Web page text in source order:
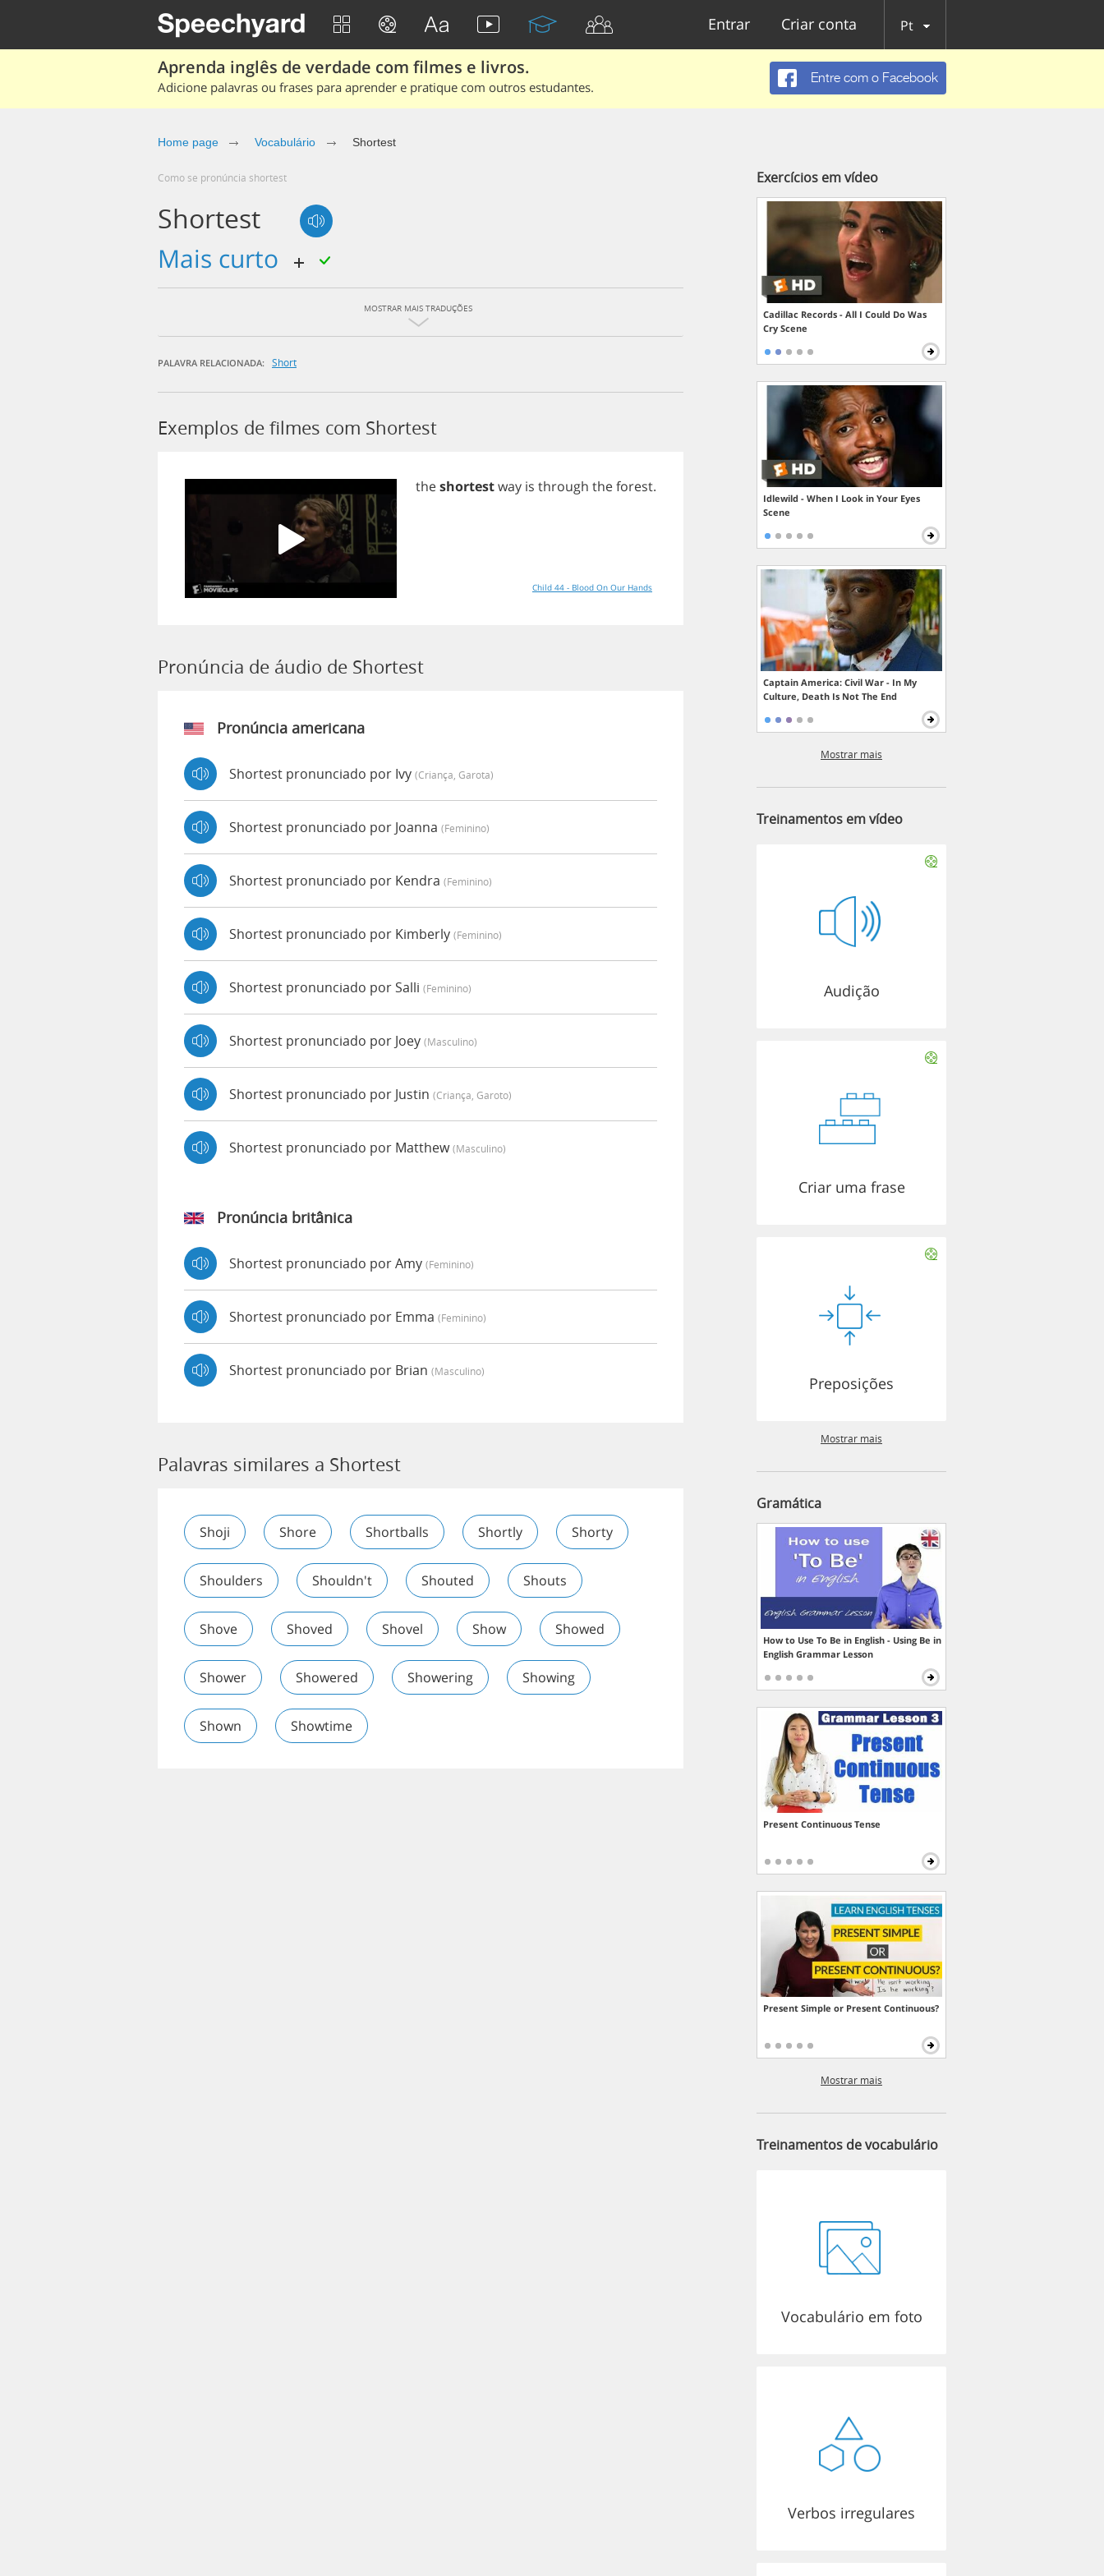
Entrar Criar conta Pt
Aprenda inglês de verdade com filmes e livros.
Adicione palavras ou frases para aprender e pratique com outros estudantes.
Entre com o Facebook
Home page Vocabulário Shortest
Como se pronúncia shortest
Shortest
mais curto
MOSTRAR MAIS TRADUÇÕES
PALAVRA RELACIONADA: Short
Exemplos de filmes com Shortest
theshortestway is through theforest.
Child 44 - Blood On Our Hands
Pronúncia de áudio de Shortest
Pronúncia americana
Shortest pronunciado por Ivy (criança, Garota)
Shortest pronunciado por Joanna (feminino)
Shortest pronunciado por Kendra (feminino)
Shortest pronunciado por Kimberly (feminino)
Shortest pronunciado por Salli (feminino)
Shortest pronunciado por Joey (masculino)
Shortest pronunciado por Justin (criança, Garoto)
Shortest pronunciado por Matthew(masculino)
Pronúncia britânica
Shortest pronunciado por Amy (feminino)
Shortest pronunciado por Emma (feminino)
Shortest pronunciado por Brian (masculino)
Palavras similares a Shortest
Shoji Shore Shortballs Shortly Shorty
Shoulders Shouldn't Shouted Shouts
Shove Shoved Shovel Show Showed
Shower Showered Showering Showing
Shown Showtime
Exercícios em vídeo
Cadillac Records - All I Could Do Was
Cry Scene
Idlewild - When I Look in Your Eyes
Scene
Captain America: Civil War - In My
Culture, Death Is Not The End
Mostrar mais
Treinamentos em vídeo
Audição
Criar uma frase
Preposições
Mostrar mais
Gramática
How to Use To Be in English - Using Be in
English Grammar Lesson
Present Continuous Tense
Present Simple or Present Continuous?
Mostrar mais
Treinamentos de vocabulário
Vocabulário em foto
Verbos irregulares